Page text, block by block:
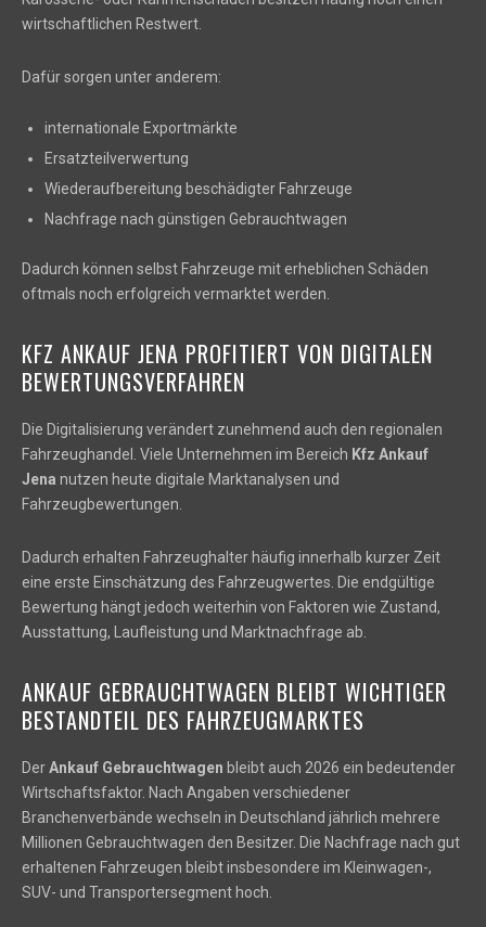
wirtschaftlichen Restwert.
Dafür sorgen unter anderem:
internationale Exportmärkte
Ersatzteilverwertung
Wiederaufbereitung beschädigter Fahrzeuge
Nachfrage nach günstigen Gebrauchtwagen
Dadurch können selbst Fahrzeuge mit erheblichen Schäden
oftmals noch erfolgreich vermarktet werden.
KFZ ANKAUF JENA PROFITIERT VON DIGITALEN
BEWERTUNGSVERFAHREN
Die Digitalisierung verändert zunehmend auch den regionalen
Fahrzeughandel. Viele Unternehmen im Bereich Kfz Ankauf
Jena nutzen heute digitale Marktanalysen und
Fahrzeugbewertungen.
Dadurch erhalten Fahrzeughalter häufig innerhalb kurzer Zeit
eine erste Einschätzung des Fahrzeugwertes. Die endgültige
Bewertung hängt jedoch weiterhin von Faktoren wie Zustand,
Ausstattung, Laufleistung und Marktnachfrage ab.
ANKAUF GEBRAUCHTWAGEN BLEIBT WICHTIGER
BESTANDTEIL DES FAHRZEUGMARKTES
DerAnkauf Gebrauchtwagen bleibt auch 2026 ein bedeutender
Wirtschaftsfaktor. Nach Angaben verschiedener
Branchenverbände wechseln in Deutschland jährlich mehrere
Millionen Gebrauchtwagen den Besitzer. Die Nachfrage nach gut
erhaltenen Fahrzeugen bleibt insbesondere im Kleinwagen-,
SUV- und Transportersegment hoch.